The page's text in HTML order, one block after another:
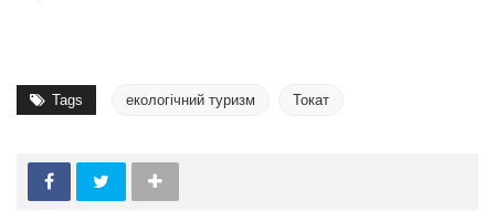
Tags екологічний туризм Токат